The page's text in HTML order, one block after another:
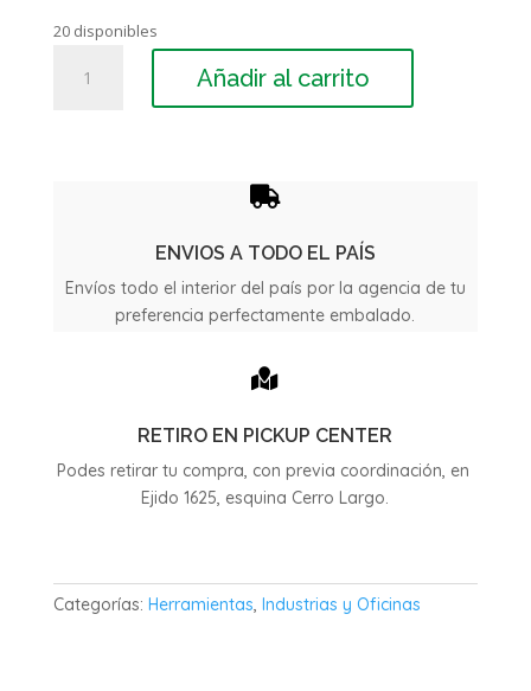
20 disponibles
Maquina
Añadir al carrito

ENVIOS A TODO EL PAÍS
Envíos todo el interior del país por la agencia de tu
preferencia perfectamente embalado.

RETIRO EN PICKUP CENTER
Podes retirar tu compra, con previa coordinación, en
Ejido 1625, esquina Cerro Largo.
Categorías: Herramientas, Industrias y Oficinas